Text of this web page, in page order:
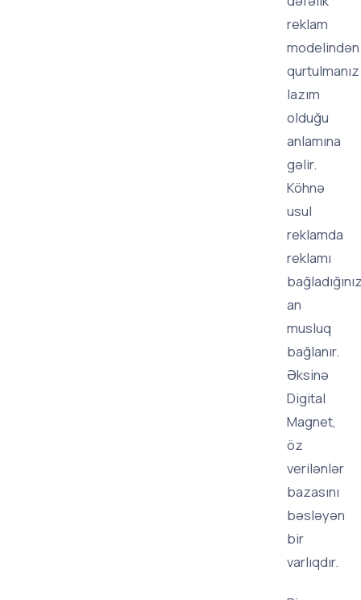
reklam
modelindən
qurtulmanız
lazım
olduğu
anlamına
gəlir.
Köhnə
usul
reklamda
reklamı
an
musluq
bağlanır.
Əksinə
Digital
Magnet,
öz
verilənlər
bazasını
bəsləyən
bir
varlıqdır.